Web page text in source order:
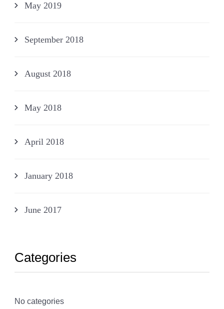
May 2019
September 2018
August 2018
May 2018
April 2018
January 2018
June 2017
Categories
No categories